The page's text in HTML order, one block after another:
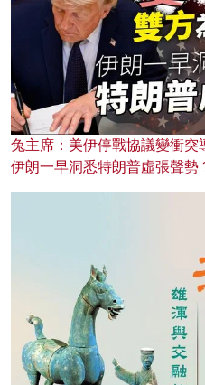
兔主席：美伊停戰協議變衝突
伊朗一早洞悉特朗普虛張聲勢